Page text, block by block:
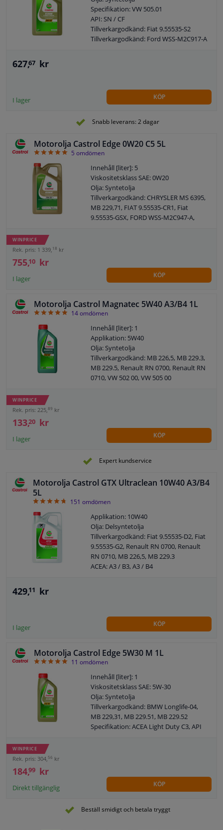
Specifikation: VW 505.01
API: SN / CF
Tillverkargodkänd: Fiat 9.55535-S2
Tillverkargodkänd: Ford WSS-M2C917-A
Tillverkargodkänd: Renault RN 0710
Tillverkargodkänd: VW 505,00
D40
Tillverkargodkänd: VW 505 00
Tillverkargodkänd: VW 505 01
Innehåll: 5 liter
MB: 229.31/ 229.51/ 226.5
VW: 502 00/ 505 00 / 505 01
Renault: RN0700/0710
Ford: WSS-M2C917-A
Dexos: 2*
BMW: Long Life-04
Viskositetsklass enligt SAE: 5W-40
627,67 kr
I lager KÖP
Snabb leverans: 2 dagar
Motorolja Castrol Edge 0W20 C5 5L
55 omdömen
Innehåll [liter]: 5
Viskositetsklass SAE: 0W20
Olja: Syntetolja
Tillverkargodkänd: CHRYSLER MS 6395,
MB 229,71, FIAT 9.55535-CR1, Fiat
9.55535-GSX, FORD WSS-M2C947-A,
Fatmodell: Flaska
WINPRICE
Rek. pris: 1 339, 18 kr
755,10 kr
I lager KÖP
Motorolja Castrol Magnatec 5W40 A3/B4 1L
4.86
14omdömen
Innehåll [liter]: 1
Applikation: 5W40
Olja: Syntetolja
Tillverkargodkänd: MB 226,5, MB 229.3,
MB 229.5, Renault RN 0700, Renault RN
0710, VW 502 00, VW 505 00
WINPRICE
Rek. pris: 225, 89 kr
133,20 kr
I lager KÖP
Expert kundservice
Motorolja Castrol GTX Ultraclean 10W40 A3/B4
5L
4.72
151 omdömen
Applikation: 10W40
Olja: Delsyntetolja
Tillverkargodkänd: Fiat 9.55535-D2, Fiat
9.55535-G2, Renault RN 0700, Renault
RN 0710, MB 226,5, MB 229.3
ACEA: A3 / B3, A3 / B4
Viskositetsklass enligt SAE: 10W-40
429,11 kr
I lager KÖP
Motorolja Castrol Edge 5W30 M 1L
4.91
11 omdömen
Innehåll [liter]: 1
Viskositetsklass SAE: 5W-30
Olja: Syntetolja
Tillverkargodkänd: BMW Longlife-04,
MB 229,31, MB 229.51, MB 229.52
Specifikation: ACEA Light Duty C3, API
BMW: LL04
Viskositetsklass enligt SAE: 5W-30
ACEA: C3
SAE: 5W-30
WINPRICE
Rek. pris: 304, 56 kr
184,99 kr
Direkt tillgänglig KÖP
Beställ smidigt och betala tryggt